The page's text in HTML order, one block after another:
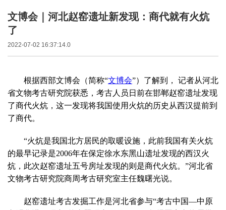
文博会｜河北赵窑遗址新发现：商代就有火炕
了
2022-07-02 16:37:14.0
根据西部文博会（简称“文博会”）了解到， 记者从河北
省文物考古研究院获悉，考古人员日前在邯郸赵窑遗址发现
了商代火炕，这一发现将我国使用火炕的历史从西汉提前到
了商代。
“火炕是我国北方居民的取暖设施，此前我国有关火炕
的最早记录是2006年在保定徐水东黑山遗址发现的西汉火
炕，此次赵窑遗址五号房址发现的则是商代火炕。”河北省
文物考古研究院商周考古研究室主任魏曙光说。
赵窑遗址考古发掘工作是河北省参与“考古中国—中原